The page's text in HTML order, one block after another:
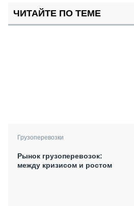
ЧИТАЙТЕ ПО ТЕМЕ
Грузоперевозки
Рынок грузоперевозок:
между кризисом и ростом